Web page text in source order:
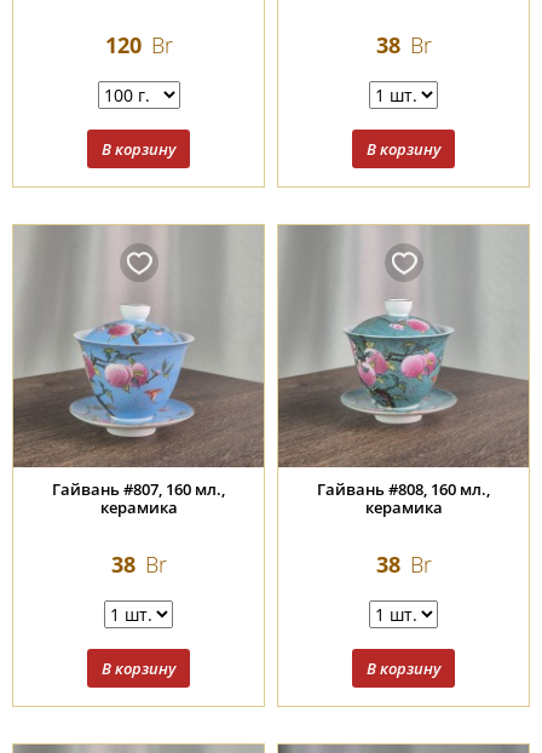
120 Br 38 Br
Гайвань #807, 160 мл.,
керамика
38 Br
Гайвань #808, 160 мл.,
керамика
38 Br